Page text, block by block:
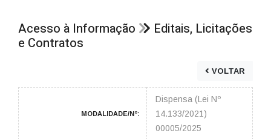
Acesso à Informação
Editais, Licitações
e Contratos
VOLTAR
MODALIDADE/Nº:
Dispensa (Lei Nº
14.133/2021)
00005/2025